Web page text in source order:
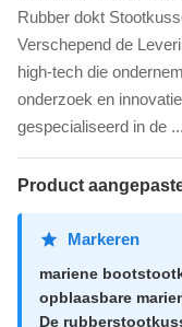
Rubber dokt
Verschepend de
high-tech die
onderzoek en
gespecialiseerd in de ...
Product
Markeren
mariene
opblaasbare
De